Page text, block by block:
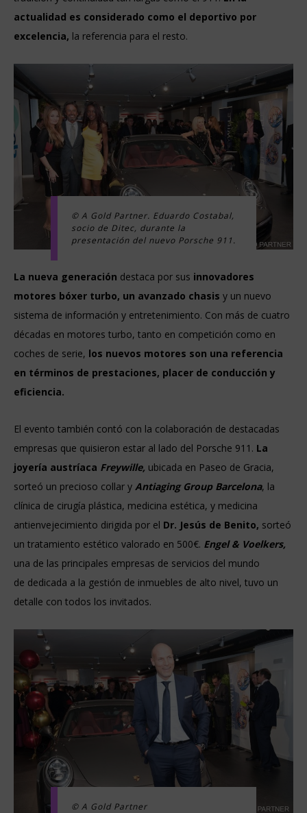
actualidad es considerado como el deportivo por
excelencia, la referencia para el resto.
© A Gold Partner. Eduardo Costabal,
socio de Ditec, durante la
presentación del nuevo Porsche 911.
La nueva generación destaca por sus innovadores
motores bóxer turbo, un avanzado chasis y un nuevo
sistema de información y entretenimiento. Con más de cuatro
décadas en motores turbo, tanto en competición como en
coches de serie, los nuevos motores son una referencia
en términos de prestaciones, placer de conducción y
eficiencia.
El evento también contó con la colaboración de destacadas
empresas que quisieron estar al lado del Porsche 911. La
joyería austríaca Freywille, ubicada en Paseo de Gracia,
sorteó un precioso collar y Antiaging Group Barcelona, la
clínica de cirugía plástica, medicina estética, y medicina
antienvejecimiento dirigida por el Dr. Jesús de Benito, sorteó
un tratamiento estético valorado en 500€. Engel & Voelkers,
una de las principales empresas de servicios del mundo
de dedicada a la gestión de inmuebles de alto nivel, tuvo un
detalle con todos los invitados.
© A Gold Partner